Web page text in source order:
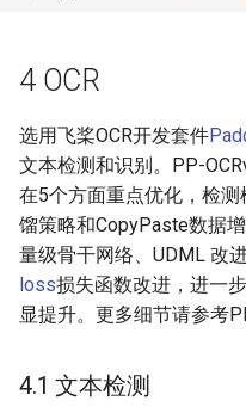
4 OCR
选用飞桨OCR开发套件
文本检测和识别。PP-
在5个方面重点优化，检
馏策略和CopyPaste数据
量级骨干网络、UDML 改
loss损失函数改进，进一
显提升。更多细节请参考
4.1 文本检测